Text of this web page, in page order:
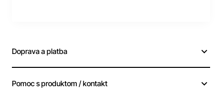
Doprava a platba
Pomoc s produktom / kontakt